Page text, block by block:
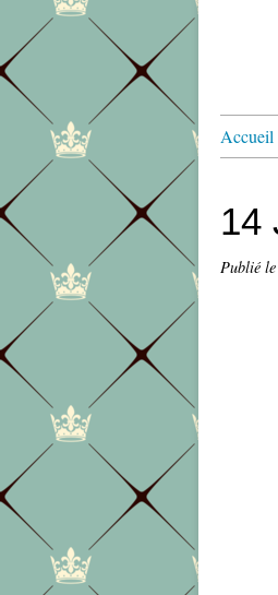
Accueil
14
Publié le